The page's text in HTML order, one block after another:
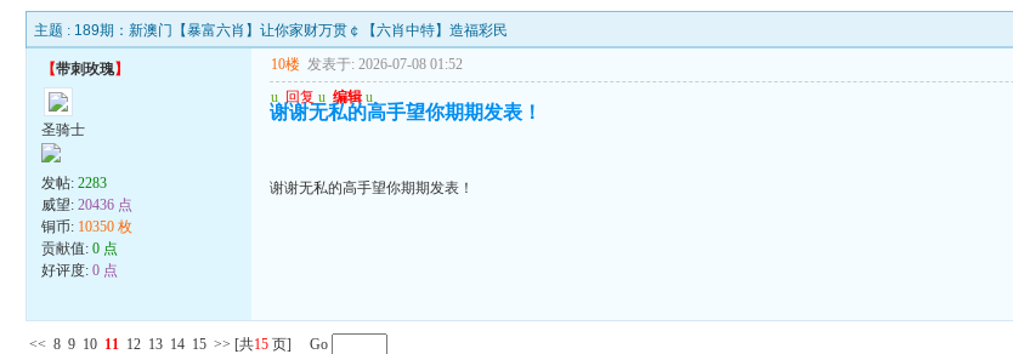
主题 : 189期：新澳门【暴富六肖】让你家财万贯￠【六肖中特】造福彩民
【带刺玫瑰】
圣骑士
发帖:2283
威望:20436 点
铜币: 10350 枚
贡献值:0 点
好评度:0 点
10楼 发表于: 2026-07-08 01:52
u 回复 u 编辑 u
谢谢无私的高手望你期期发表！
谢谢无私的高手望你期期发表！
<< 8 9 10 11 12 13 14 15 >> [共15 页] Go